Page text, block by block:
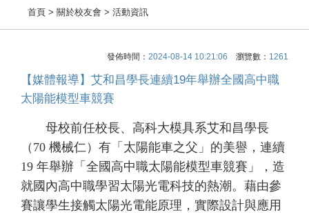
首頁 > 關於校友會 > 活動資訊
發佈時間： 2024-08-14 10:21:06 瀏覽數： 1261
【媒體報導】艾和昌學長連續19年舉辦全國高中職
太陽能模型車競賽
母校前任校長、高科大模具系艾和昌學長
（70 機械仁）有「太陽能車之父」的美譽，連續
19 年舉辦「全國高中職太陽能模型車競賽」，造
就國內高中職學習太陽光電科技的熱潮。藉由參
賽讓學生接觸太陽光電能原理，實際設計與應用